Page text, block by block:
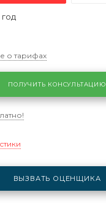
год
о тарифах
ПОЛУЧИТЬ КОНСУЛЬТАЦИЮ
ВЫЗВАТЬ ОЦЕНЩИКА